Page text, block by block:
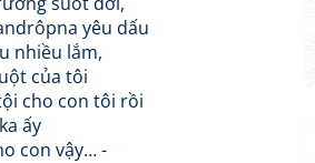
yêu dấu
nhiều lắm,
của tôi
cho con tôi rồi
ấy
con vậy… -